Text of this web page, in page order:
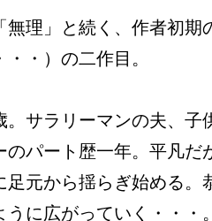
無理」と続く、作者初
・）の二作目。
。サラリーマンの夫、子
のパート歴一年。平凡だ
足元から揺らぎ始める。
うに広がっていく・・・